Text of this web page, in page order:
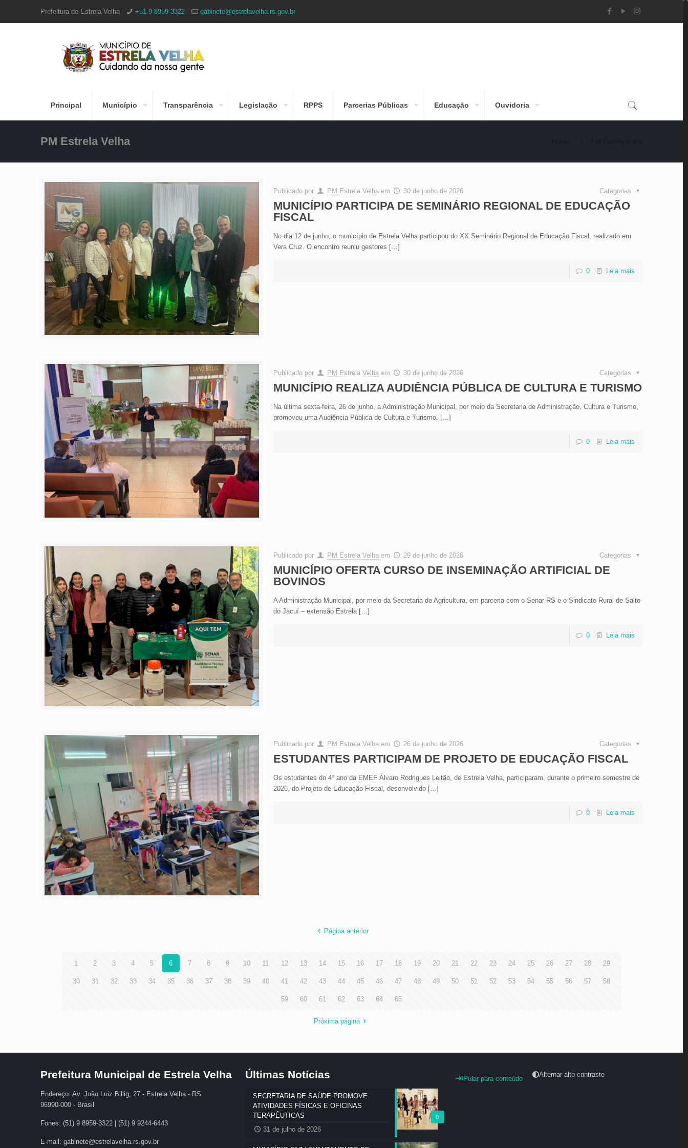
Prefeitura de Estrela Velha +51 9 8959-3322 gabinete@estrelavelha.rs.gov.br
Principal Município Transparência Legislação RPPS Parcerias Públicas Educação Ouvidoria
PM Estrela Velha
Publicado por PM Estrela Velha em 30 de junho de 2026 Categorias
MUNICÍPIO PARTICIPA DE SEMINÁRIO REGIONAL DE EDUCAÇÃO
FISCAL
No dia 12 de junho, o município de Estrela Velha participou do XX Seminário Regional de Educação Fiscal, realizado em
Vera Cruz. O encontro reuniu gestores […]
0 Leia mais
Publicado por PM Estrela Velha em 30 de junho de 2026 Categorias
MUNICÍPIO REALIZA AUDIÊNCIA PÚBLICA DE CULTURA E TURISMO
Na última sexta-feira, 26 de junho, a Administração Municipal, por meio da Secretaria de Administração, Cultura e Turismo,
promoveu uma Audiência Pública de Cultura e Turismo. […]
0 Leia mais
Publicado por PM Estrela Velha em 29 de junho de 2026 Categorias
MUNICÍPIO OFERTA CURSO DE INSEMINAÇÃO ARTIFICIAL DE
BOVINOS
A Administração Municipal, por meio da Secretaria de Agricultura, em parceria com o Senar RS e o Sindicato Rural de Salto
do Jacuí – extensão Estrela […]
0 Leia mais
Publicado por PM Estrela Velha em 26 de junho de 2026 Categorias
ESTUDANTES PARTICIPAM DE PROJETO DE EDUCAÇÃO FISCAL
Os estudantes do 4º ano da EMEF Álvaro Rodrigues Leitão, de Estrela Velha, participaram, durante o primeiro semestre de
2026, do Projeto de Educação Fiscal, desenvolvido […]
0 Leia mais
Página anterior
1 2 3 4 5 6 7 8 9 10 11 12 13 14 15 16 17 18 19 20 21 22 23 24 25 26 27 28 29
30 31 32 33 34 35 36 37 38 39 40 41 42 43 44 45 46 47 48 49 50 51 52 53 54 55 56 57 58
59 60 61 62 63 64 65
Próxima página
Prefeitura Municipal de Estrela Velha
Endereço: Av. João Luiz Billig, 27 - Estrela Velha - RS
96990-000 - Brasil
Fones: (51) 9 8959-3322 | (51) 9 9244-6443
E-mail: gabinete@estrelavelha.rs.gov.br
Últimas Notícias
0
SECRETARIA DE SAÚDE PROMOVE
ATIVIDADES FÍSICAS E OFICINAS
TERAPÊUTICAS
31 de julho de 2026
Pular para conteúdo Alternar alto contraste